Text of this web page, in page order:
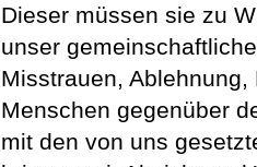
Dieser müssen sie zu
unser
Misstrauen,
Menschen gegenüber
mit den von uns